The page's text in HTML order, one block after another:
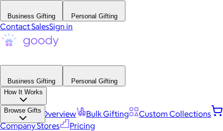
Business Gifting Personal Gifting
Contact SalesSign in
Business Gifting
Personal Gifting
How It Works
Platform Overview Bulk Gifting
Custom Collections
Company Stores
Pricing
Browse Gifts